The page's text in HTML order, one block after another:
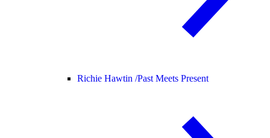
Richie Hawtin /Past Meets Present